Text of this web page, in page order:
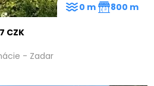
CZK
- Zadar
0 m 800 m